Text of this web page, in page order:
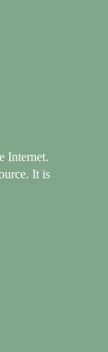
Internet.
It is